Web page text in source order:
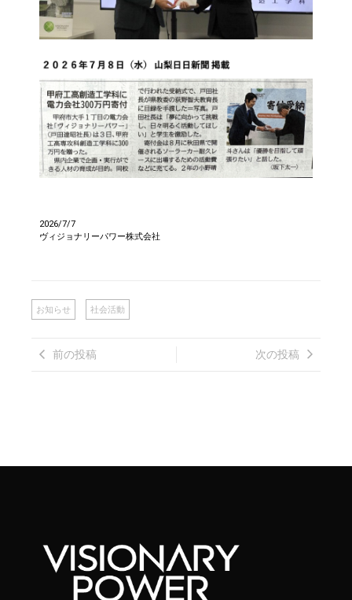
2026/7/7
ヴィジョナリーパワー株式会社
お知らせ 社会活動
前の投稿 次の投稿